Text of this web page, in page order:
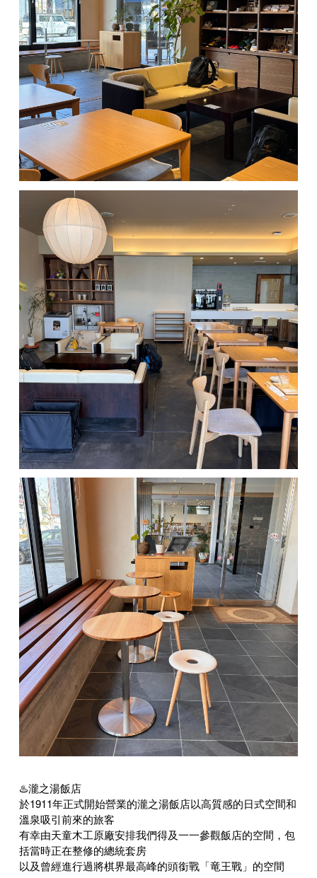
♨️瀧之湯飯店
於1911年正式開始營業的瀧之湯飯店以高質感的日式空間和
溫泉吸引前來的旅客
有幸由天童木工原廠安排我們得及一一參觀飯店的空間，包
括當時正在整修的總統套房
以及曾經進行過將棋界最高峰的頭銜戰「竜王戰」的空間